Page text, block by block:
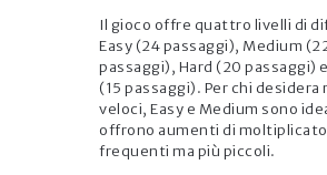
Il gioco offre quattro livelli di
Easy (24 passaggi), Medium
passaggi), Hard (20 passaggi)
(15 passaggi). Per chi desidera
veloci, Easy e Medium sono
offrono aumenti di
frequenti ma più piccoli.